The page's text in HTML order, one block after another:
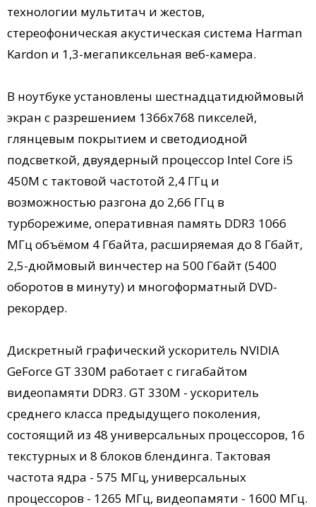
технологии мультитач и жестов,
стереофоническая акустическая система Harman
Kardon и 1,3-мегапиксельная веб-камера.
В ноутбуке установлены шестнадцатидюймовый
экран с разрешением 1366х768 пикселей,
глянцевым покрытием и светодиодной
подсветкой, двуядерный процессор Intel Core i5
450M с тактовой частотой 2,4 ГГц и
возможностью разгона до 2,66 ГГц в
турборежиме, оперативная память DDR3 1066
МГц объёмом 4 Гбайта, расширяемая до 8 Гбайт,
2,5-дюймовый винчестер на 500 Гбайт (5400
оборотов в минуту) и многоформатный DVD-
рекордер.
Дискретный графический ускоритель NVIDIA
GeForce GT 330M работает c гигабайтом
видеопамяти DDR3. GT 330M - ускоритель
среднего класса предыдущего поколения,
состоящий из 48 универсальных процессоров, 16
текстурных и 8 блоков блендинга. Тактовая
частота ядра - 575 МГц, универсальных
процессоров - 1265 МГц, видеопамяти - 1600 МГц.